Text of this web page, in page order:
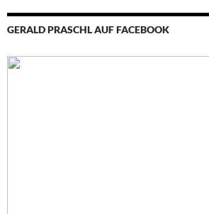
GERALD PRASCHL AUF FACEBOOK